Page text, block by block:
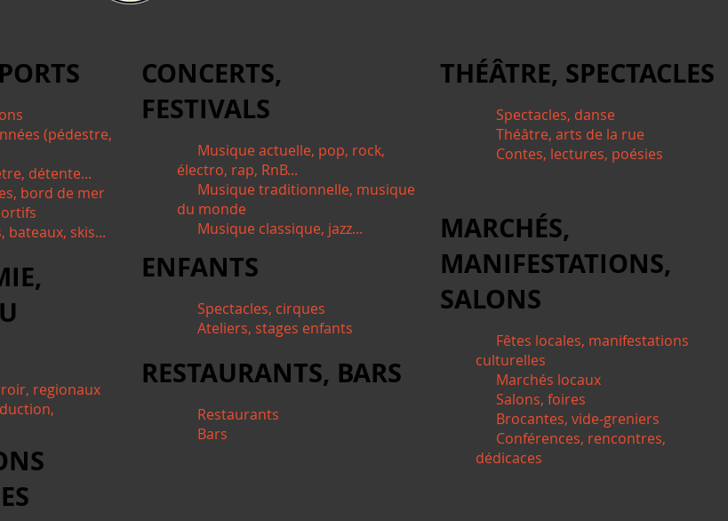
(pédestre,
détente...
bord de mer
bateaux, skis...
CONCERTS,
FESTIVALS
Musique actuelle, pop, rock,
électro, rap, RnB...
Musique traditionnelle, musique
du monde
Musique classique, jazz...
THÉÂTRE, SPECTACLES
Spectacles, danse
Théâtre, arts de la rue
Contes, lectures, poésies
MARCHÉS,
MANIFESTATIONS,
SALONS
Fêtes locales, manifestations
culturelles
Marchés locaux
Salons, foires
Brocantes, vide-greniers
Conférences, rencontres,
dédicaces
ENFANTS
Spectacles, cirques
Ateliers, stages enfants
regionaux
RESTAURANTS, BARS
Restaurants
Bars